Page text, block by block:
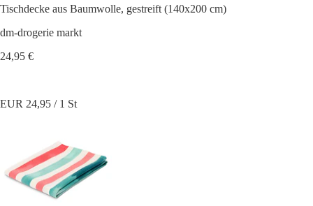
Tischdecke aus Baumwolle, gestreift (140x200 cm)
dm-drogerie markt
24,95 €
EUR 24,95 / 1 St